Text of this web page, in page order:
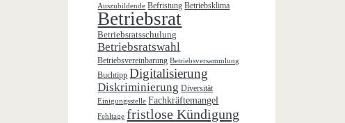
Auszubildende Befristung Betriebsklima
Betriebsrat
Betriebsratsschulung
Betriebsratswahl
Betriebsvereinbarung Betriebsversammlung
Buchtipp Digitalisierung
Diskriminierung Diversität
Einigungsstelle Fachkräftemangel
Fehltage fristlose Kündigung